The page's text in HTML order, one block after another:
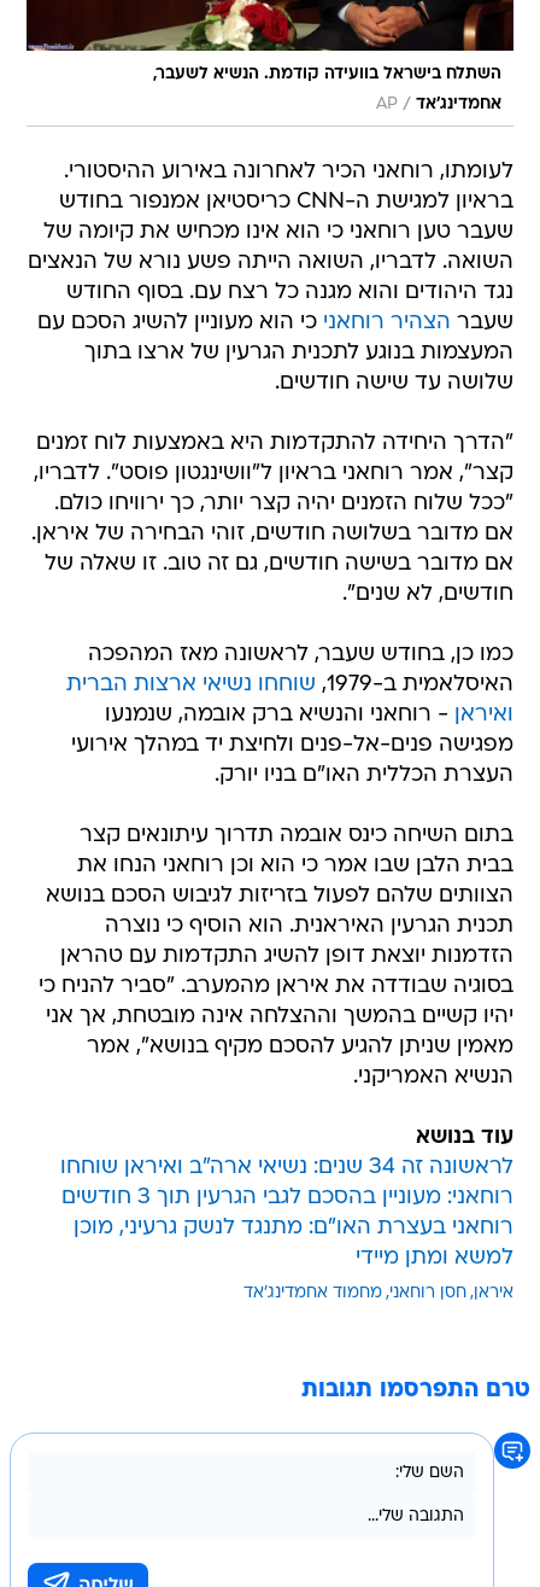
השתלח בישראל בוועידה קודמת. הנשיא לשעבר,
אחמדינג'אד /
AP
לעומתו, רוחאני הכיר לאחרונה באירוע ההיסטורי.
בראיון למגישת ה-CNN כריסטיאן אמנפור בחודש
שעבר טען רוחאני כי הוא אינו מכחיש את קיומה של
השואה. לדבריו, השואה הייתה פשע נורא של הנאצים
נגד היהודים והוא מגנה כל רצח עם. בסוף החודש
שעבר הצהיר רוחאני כי הוא מעוניין להשיג הסכם עם
המעצמות בנוגע לתכנית הגרעין של ארצו בתוך
שלושה עד שישה חודשים.
"הדרך היחידה להתקדמות היא באמצעות לוח זמנים
קצר", אמר רוחאני בראיון ל"וושינגטון פוסט". לדבריו,
"ככל שלוח הזמנים יהיה קצר יותר, כך ירוויחו כולם.
אם מדובר בשלושה חודשים, זוהי הבחירה של איראן.
אם מדובר בשישה חודשים, גם זה טוב. זו שאלה של
חודשים, לא שנים".
כמו כן, בחודש שעבר, לראשונה מאז המהפכה
האיסלאמית ב-1979,
שוחחו נשיאי ארצות הברית
ואיראן - רוחאני והנשיא ברק אובמה, שנמנעו
מפגישה פנים-אל-פנים ולחיצת יד במהלך אירועי
העצרת הכללית האו"ם בניו יורק.
בתום השיחה כינס אובמה תדרוך עיתונאים קצר
בבית הלבן שבו אמר כי הוא וכן רוחאני הנחו את
הצוותים שלהם לפעול בזריזות לגיבוש הסכם בנושא
תכנית הגרעין האיראנית. הוא הוסיף כי נוצרה
הזדמנות יוצאת דופן להשיג התקדמות עם טהראן
בסוגיה שבודדה את איראן מהמערב. "סביר להניח כי
יהיו קשיים בהמשך וההצלחה אינה מובטחת, אך אני
מאמין שניתן להגיע להסכם מקיף בנושא", אמר
הנשיא האמריקני.
עוד בנושא
לראשונה זה 34 שנים: נשיאי ארה"ב ואיראן שוחחו
רוחאני: מעוניין בהסכם לגבי הגרעין תוך 3 חודשים
רוחאני בעצרת האו"ם: מתנגד לנשק גרעיני, מוכן
למשא ומתן מיידי
איראן חסן רוחאני מחמוד אחמדינג'אד
טרם התפרסמו תגובות